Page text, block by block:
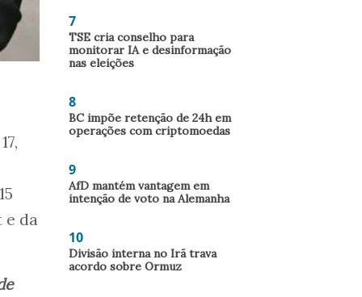
da
7
TSE cria conselho para
monitorar IA e desinformação
nas eleições
8
BC impõe retenção de 24h em
operações com criptomoedas
9
AfD mantém vantagem em
intenção de voto na Alemanha
10
Divisão interna no Irã trava
acordo sobre Ormuz